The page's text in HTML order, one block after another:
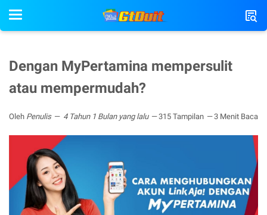
Dengan MyPertamina mempersulit
atau mempermudah?
Oleh Penulis 4 Tahun 1 Bulan yang lalu 315 Tampilan 3 Menit Baca